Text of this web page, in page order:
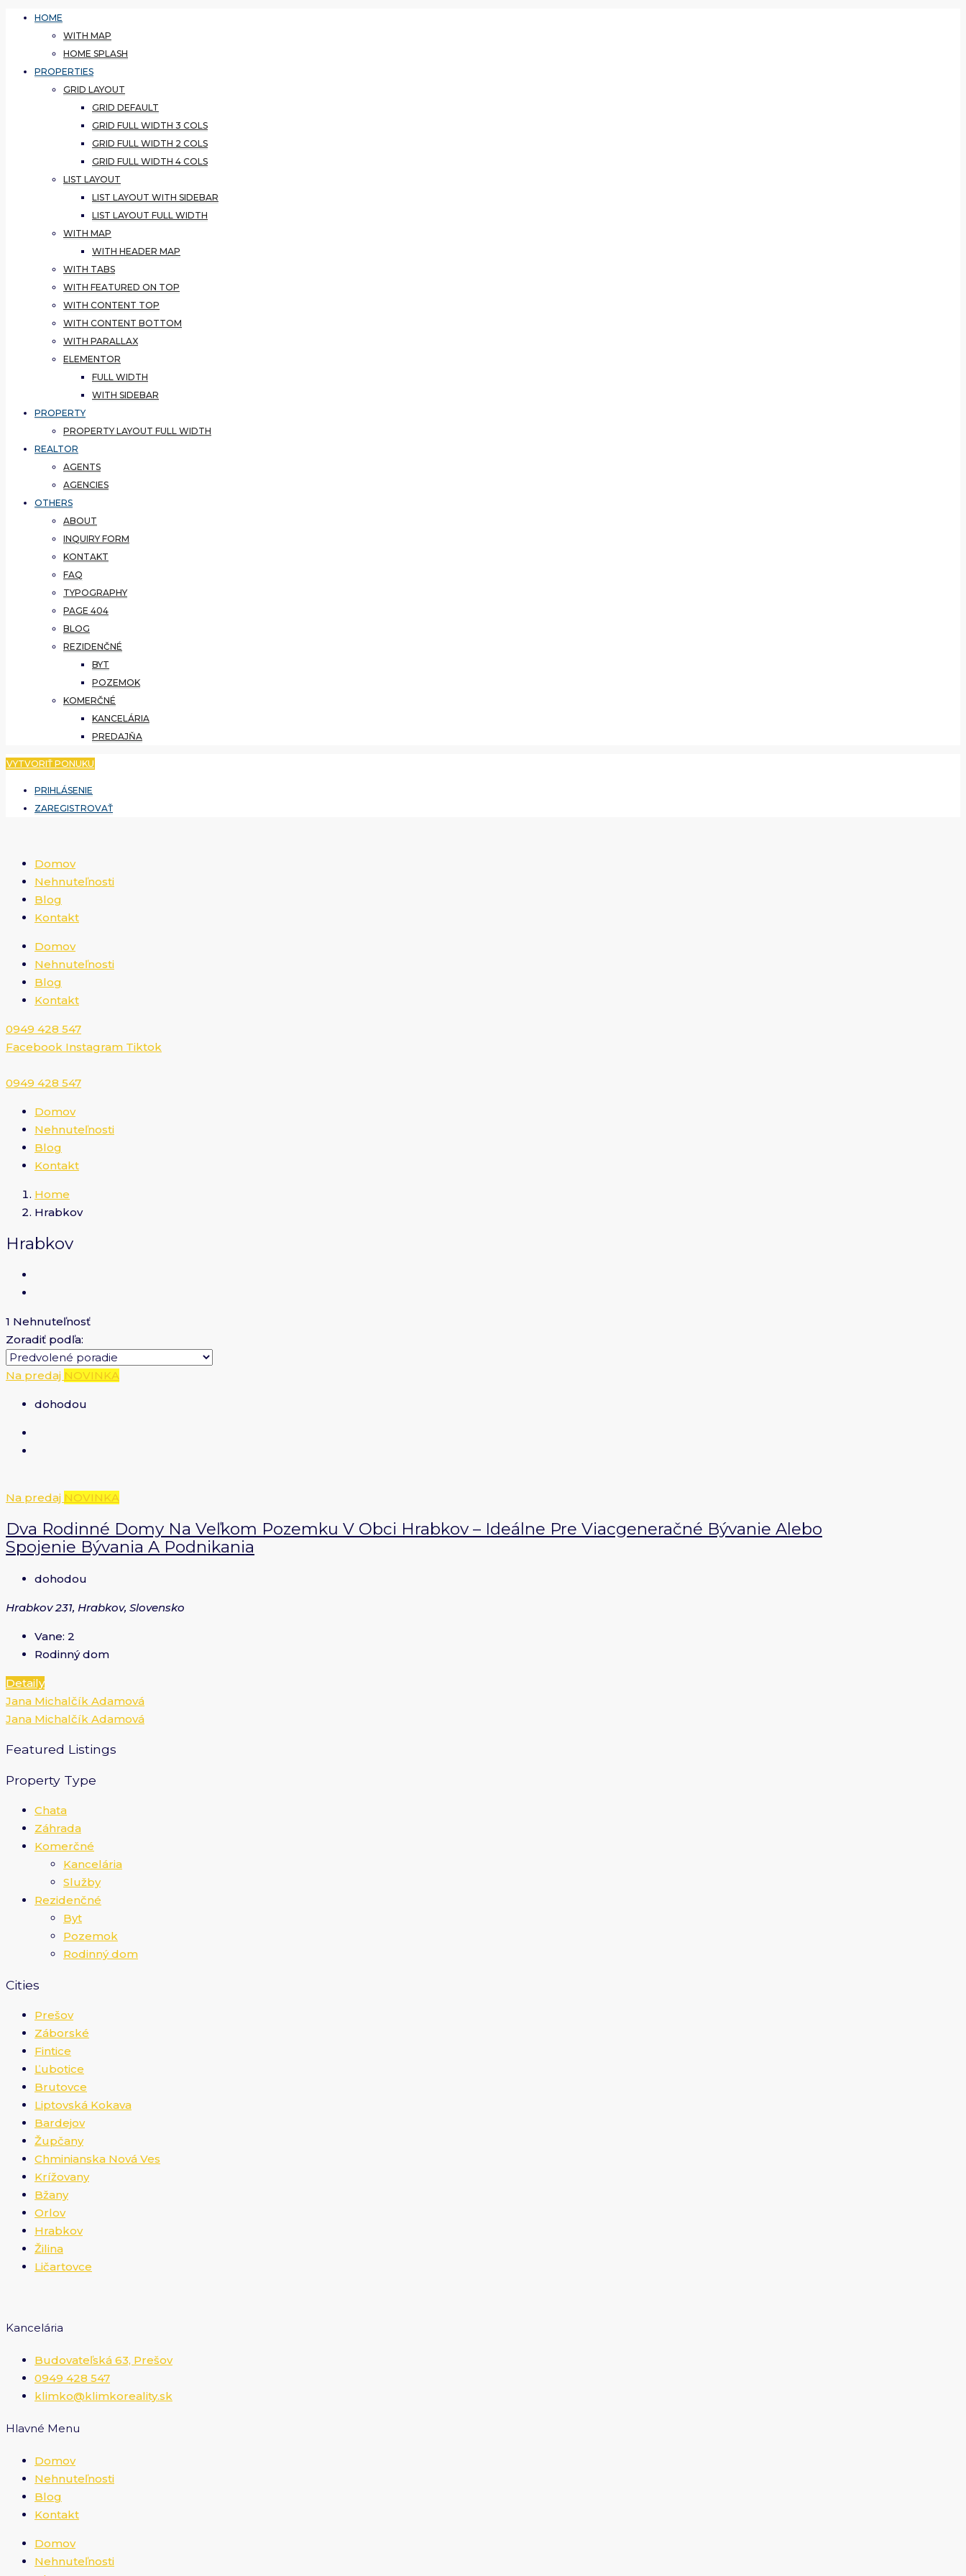
HOME
WITH MAP
HOME SPLASH
PROPERTIES
GRID LAYOUT
GRID DEFAULT
GRID FULL WIDTH 3 COLS
GRID FULL WIDTH 2 COLS
GRID FULL WIDTH 4 COLS
LIST LAYOUT
LIST LAYOUT WITH SIDEBAR
LIST LAYOUT FULL WIDTH
WITH MAP
WITH HEADER MAP
WITH TABS
WITH FEATURED ON TOP
WITH CONTENT TOP
WITH CONTENT BOTTOM
WITH PARALLAX
ELEMENTOR
FULL WIDTH
WITH SIDEBAR
PROPERTY
PROPERTY LAYOUT FULL WIDTH
REALTOR
AGENTS
AGENCIES
OTHERS
ABOUT
INQUIRY FORM
KONTAKT
FAQ
TYPOGRAPHY
PAGE 404
BLOG
REZIDENČNÉ
BYT
POZEMOK
KOMERČNÉ
KANCELÁRIA
PREDAJŇA
VYTVORIŤ PONUKU
PRIHLÁSENIE
ZAREGISTROVAŤ
Domov
Nehnuteľnosti
Blog
Kontakt
Domov
Nehnuteľnosti
Blog
Kontakt
0949 428 547​
Facebook Instagram Tiktok
0949 428 547​
Domov
Nehnuteľnosti
Blog
Kontakt
Home
Hrabkov
Hrabkov
1 Nehnuteľnosť
Zoradiť podľa:
Na predaj NOVINKA
dohodou
Na predaj NOVINKA
Dva Rodinné Domy Na Veľkom Pozemku V Obci Hrabkov – Ideálne Pre Viacgeneračné Bývanie Alebo
Spojenie Bývania A Podnikania
dohodou
Hrabkov 231, Hrabkov, Slovensko
Vane: 2
Rodinný dom
Detaily
Jana Michalčík Adamová
Jana Michalčík Adamová
Featured Listings
Property Type
Chata
Záhrada
Komerčné
Kancelária
Služby
Rezidenčné
Byt
Pozemok
Rodinný dom
Cities
Prešov
Záborské
Fintice
Ľubotice
Brutovce
Liptovská Kokava
Bardejov
Župčany
Chminianska Nová Ves
Krížovany
Bžany
Orlov
Hrabkov
Žilina
Ličartovce
Kancelária
Budovateľská 63, Prešov
0949 428 547
klimko@klimkoreality.sk
Hlavné Menu
Domov
Nehnuteľnosti
Blog
Kontakt
Domov
Nehnuteľnosti